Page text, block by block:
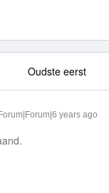
Oudste eerst
Forum|Forum|6 years ago